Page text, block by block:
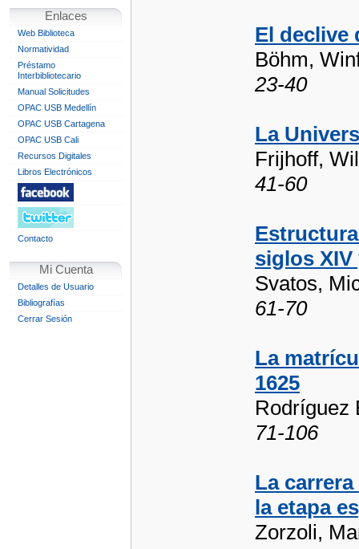
Enlaces
Web Biblioteca
Normatividad
Préstamo
Interbibliotecario
Manual Solicitudes
OPAC USB Medellín
OPAC USB Cartagena
OPAC USB Cali
Recursos Digitales
Libros Electrónicos
Contacto
Mi Cuenta
Detalles de Usuario
Bibliografías
Cerrar Sesión
El declive
Böhm,
23-40
La
Frijhoff,
41-60
siglos XIV
Svatos,
61-70
La
1625
Rodríguez
71-106
La
la etapa
Zorzoli,